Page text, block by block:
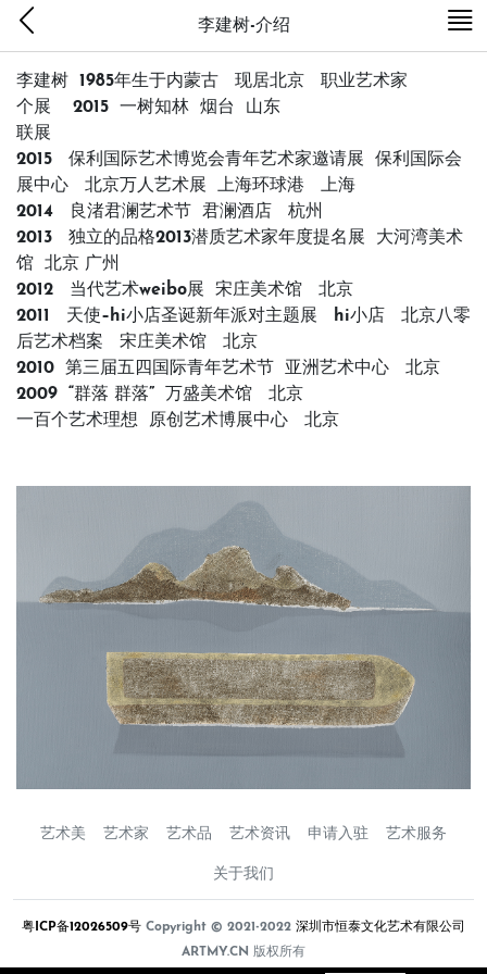
李建树-介绍
李建树 1985年生于内蒙古 现居北京
职业艺术家
个展 2015 一树知林 烟台
山东
联展
2015 保利国际艺术博览会青年艺术家邀请展
保利国际会
展中心
北京万人艺术展 上海环球港 上海
2014
良渚君澜艺术节 君澜酒店
杭州
2013 独立的品格2013潜质艺术家年度提名展
大河湾美术
馆
北京 广州
2012 当代艺术weibo展 宋庄美术馆
北京
2011 天使– hi小店圣诞新年派对主题展 hi小店
北京八零
后艺术档案 宋庄美术馆 北京
2010 第三届五四国际青年艺术节 亚洲艺术中心
北京
2009
“群落 群落” 万盛美术馆
北京
一百个艺术理想
原创艺术博展中心 北京
艺术美 艺术家 艺术品 艺术资讯 申请入驻 艺术服务
关于我们
粤ICP备12026509号 Copyright © 2021-2022 深圳市恒泰文化艺术有限公司
ARTMY.CN 版权所有